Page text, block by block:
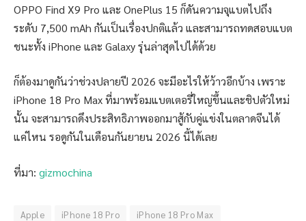
OPPO Find X9 Pro และ OnePlus 15 ก็ดันความจุแบตไปถึง
ระดับ 7,500 mAh กันเป็นเรื่องปกติแล้ว และสามารถทดสอบแบต
ชนะทั้ง iPhone และ Galaxy รุ่นล่าสุดไปได้ด้วย
ก็ต้องมาดูกันว่าช่วงปลายปี 2026 จะมีอะไรให้ว้าวอีกบ้าง เพราะ
iPhone 18 Pro Max ที่มาพร้อมแบตเตอรี่ใหญ่ขึ้นและชิปตัวใหม่
นั้น จะสามารถดึงประสิทธิภาพออกมาสู้กับคู่แข่งในตลาดจีนได้
แค่ไหน รอดูกันในเดือนกันยายน 2026 นี้ได้เลย
ที่มา: gizmochina
Apple iPhone 18 Pro iPhone 18 Pro Max